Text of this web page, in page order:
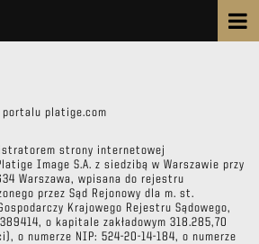
portalu platige.com
strony internetowej
Image S.A. z siedzibą w Warszawie przy
Warszawa, wpisana do rejestru
przez Sąd Rejonowy dla m. st.
Krajowego Rejestru Sądowego,
o kapitale zakładowym 318.285,70
o numerze NIP: 524-20-14-184, o numerze